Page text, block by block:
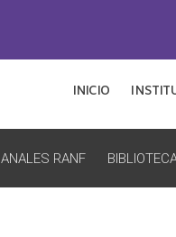
INICIO
ANALES RANF